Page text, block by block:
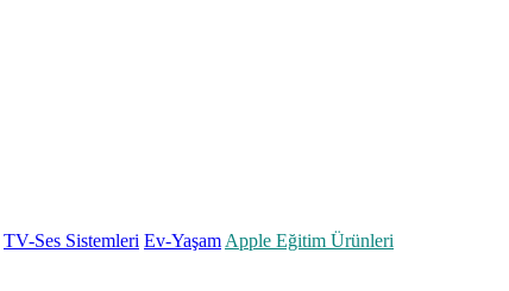
TV-Ses Sistemleri Ev-Yaşam Apple Eğitim Ürünleri